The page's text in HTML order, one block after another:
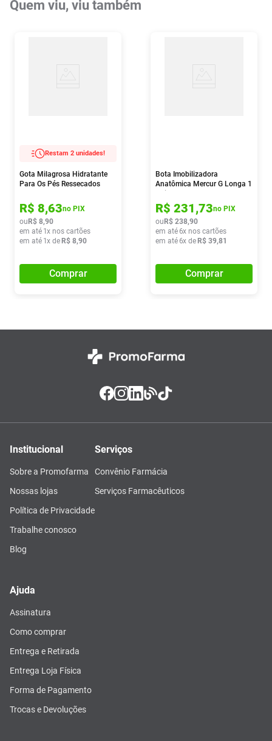
Quem viu, viu também
Restam 2 unidades!
Gota Milagrosa Hidratante
Para Os Pés Ressecados
R$ 8,63no PIX
ou R$ 8,90
em até 1x nos cartões
em até 1x de R$ 8,90
Comprar
Bota Imobilizadora
Anatômica Mercur G Longa 1
R$ 231,73no PIX
ou R$ 238,90
em até6x nos cartões
em até6x de R$ 39,81
Comprar
Institucional
Sobre a Promofarma
Nossas lojas
Política de Privacidade
Trabalhe conosco
Blog
Serviços
Convênio Farmácia
Serviços Farmacêuticos
Ajuda
Assinatura
Como comprar
Entrega e Retirada
Entrega Loja Física
Forma de Pagamento
Trocas e Devoluções